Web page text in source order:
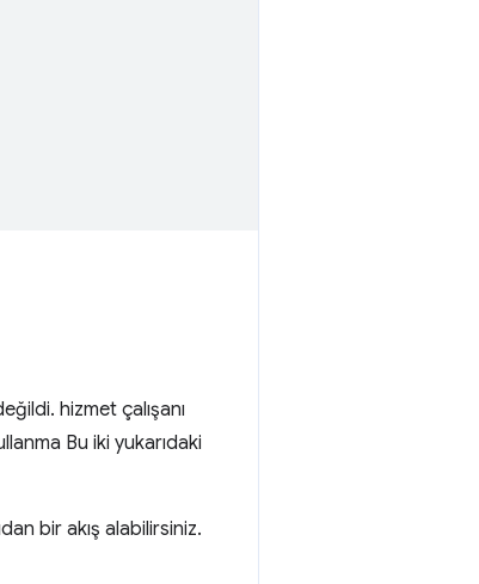
hizmet çalışanı
Bu iki yukarıdaki
bir akış alabilirsiniz.